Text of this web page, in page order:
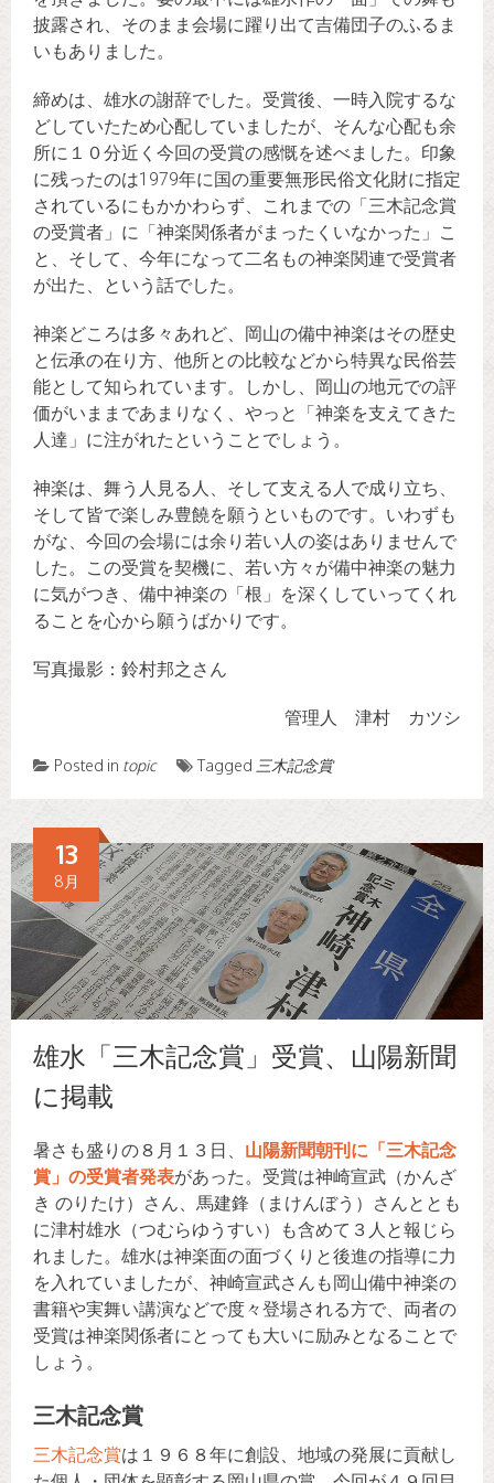
披露され、そのまま会場に躍り出て吉備団子のふるま
いもありました。
締めは、雄水の謝辞でした。受賞後、一時入院するな
どしていたため心配していましたが、そんな心配も余
所に１０分近く今回の受賞の感慨を述べました。印象
に残ったのは1979年に国の重要無形民俗文化財に指定
されているにもかかわらず、これまでの「三木記念賞
の受賞者」に「神楽関係者がまったくいなかった」こ
と、そして、今年になって二名もの神楽関連で受賞者
が出た、という話でした。
神楽どころは多々あれど、岡山の備中神楽はその歴史
と伝承の在り方、他所との比較などから特異な民俗芸
能として知られています。しかし、岡山の地元での評
価がいままであまりなく、やっと「神楽を支えてきた
人達」に注がれたということでしょう。
神楽は、舞う人見る人、そして支える人で成り立ち、
そして皆で楽しみ豊饒を願うといものです。いわずも
がな、今回の会場には余り若い人の姿はありませんで
した。この受賞を契機に、若い方々が備中神楽の魅力
に気がつき、備中神楽の「根」を深くしていってくれ
ることを心から願うばかりです。
写真撮影：鈴村邦之さん
管理人 津村 カツシ
Posted in topic Tagged 三木記念賞
雄水「三木記念賞」受賞、山陽新聞
に掲載
13
8月
暑さも盛りの８月１３日、 山陽新聞朝刊に「三木記念
賞」の受賞者発表があった。受賞は神崎宣武（かんざ
き のりたけ）さん、馬建鋒（まけんぼう）さんととも
に津村雄水（つむらゆうすい）も含めて３人と報じら
れました。雄水は神楽面の面づくりと後進の指導に力
を入れていましたが、神崎宣武さんも岡山備中神楽の
書籍や実舞い講演などで度々登場される方で、両者の
受賞は神楽関係者にとっても大いに励みとなることで
しょう。
三木記念賞
三木記念賞は１９６８年に創設、地域の発展に貢献し